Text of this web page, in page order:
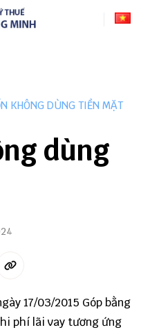
KHÔNG DÙNG TIỀN MẶT
dùng
17/03/2015 Góp bằng
phí lãi vay tương ứng